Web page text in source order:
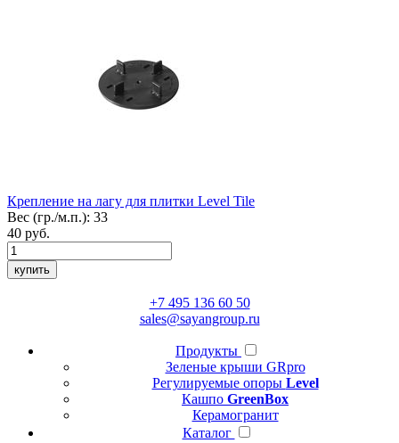
Крепление на лагу для плитки Level Tile
Вес (гр./м.п.): 33
40 руб.
купить
+7 495 136 60 50
sales@sayangroup.ru
Продукты
Зеленые крыши GRpro
Регулируемые опоры Level
Кашпо GreenBox
Керамогранит
Каталог